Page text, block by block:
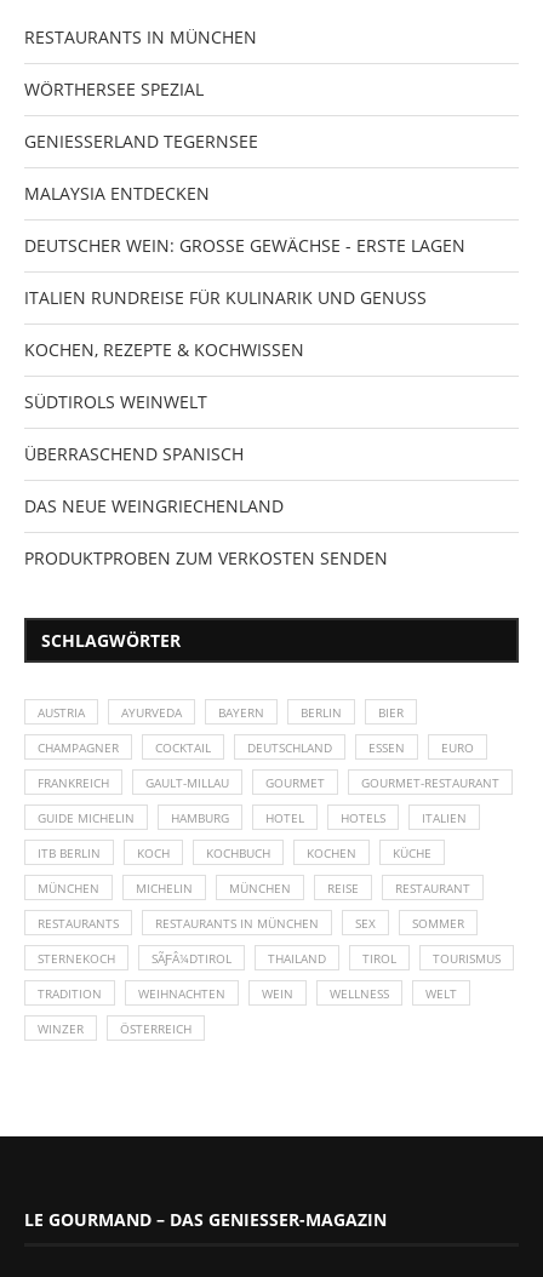
RESTAURANTS IN MÜNCHEN
WÖRTHERSEE SPEZIAL
GENIESSERLAND TEGERNSEE
MALAYSIA ENTDECKEN
DEUTSCHER WEIN: GROSSE GEWÄCHSE - ERSTE LAGEN
ITALIEN RUNDREISE FÜR KULINARIK UND GENUSS
KOCHEN, REZEPTE & KOCHWISSEN
SÜDTIROLS WEINWELT
ÜBERRASCHEND SPANISCH
DAS NEUE WEINGRIECHENLAND
PRODUKTPROBEN ZUM VERKOSTEN SENDEN
SCHLAGWÖRTER
AUSTRIA AYURVEDA BAYERN BERLIN BIER
CHAMPAGNER COCKTAIL DEUTSCHLAND ESSEN EURO
FRANKREICH GAULT-MILLAU GOURMET GOURMET-RESTAURANT
GUIDE MICHELIN HAMBURG HOTEL HOTELS ITALIEN
ITB BERLIN KOCH KOCHBUCH KOCHEN KÜCHE
MÜNCHEN MICHELIN MÜNCHEN REISE RESTAURANT
RESTAURANTS RESTAURANTS IN MÜNCHEN SEX SOMMER
STERNEKOCH SÃƑÂ¼DTIROL THAILAND TIROL TOURISMUS
TRADITION WEIHNACHTEN WEIN WELLNESS WELT
WINZER ÖSTERREICH
LE GOURMAND – DAS GENIESSER-MAGAZIN